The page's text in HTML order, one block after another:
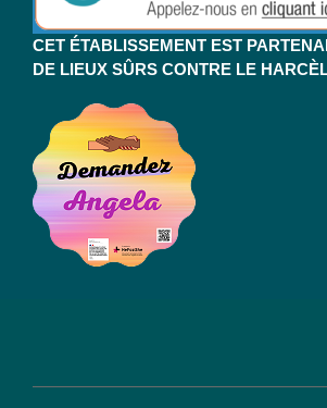
CET ÉTABLISSEMENT EST
DE LIEUX SÛRS CONTRE LE